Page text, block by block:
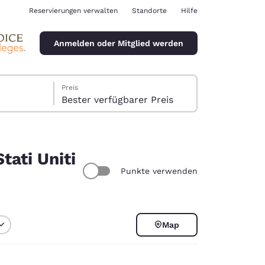
Reservierungen verwalten Standorte Hilfe
Anmelden oder Mitglied werden
Preis
Bester verfügbarer Preis
Uniti
Punkte verwenden
Map